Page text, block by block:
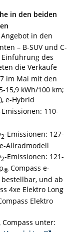
in den beiden
in den
– B-SUV und C-
des
die Verkäufe
im Mai mit den
15,9 kWh/100 km;
e-Hybrid
110-
2-Emissionen: 127-
Allradmodell
2-Emissionen: 121-
® Compass e-
und ab
4xe Elektro Long
Elektro
Compass unter: